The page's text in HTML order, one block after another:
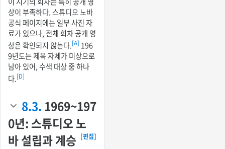
상이 부족하다. 스튜디오 노바
공식 페이지에는 일부 사진 자
료가 있으나, 전체 회차 공개 영
상은 확인되지 않는다.[A] 196
9년도는 제목 자체가 미상으로
남아 있어, 수색 대상 중 하나
다.[D]
8.3. 1969~197
0년: 스튜디오 노
바 설립과 계승 [편집]